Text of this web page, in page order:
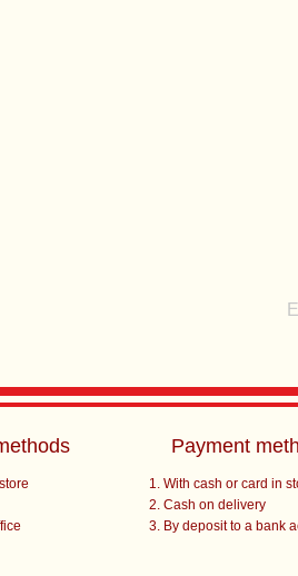
Payment
With cash or card in
Cash on delivery
By deposit to a bank